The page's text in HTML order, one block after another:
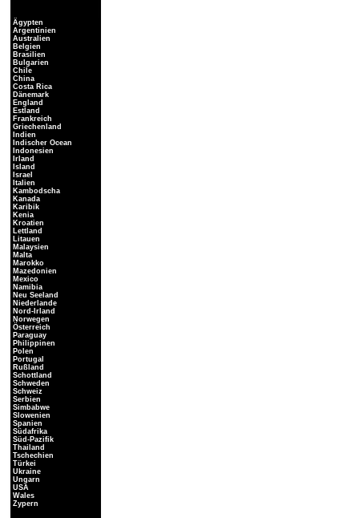
Ägypten
Argentinien
Australien
Belgien
Brasilien
Bulgarien
Chile
China
Costa Rica
Dänemark
England
Estland
Frankreich
Griechenland
Indien
Indischer Ocean
Indonesien
Irland
Island
Israel
Italien
Kambodscha
Kanada
Karibik
Kenia
Kroatien
Lettland
Litauen
Malaysien
Malta
Marokko
Mazedonien
Mexico
Namibia
Neu Seeland
Niederlande
Nord-Irland
Norwegen
Österreich
Paraguay
Philippinen
Polen
Portugal
Rußland
Schottland
Schweden
Schweiz
Serbien
Simbabwe
Slowenien
Spanien
Südafrika
Süd-Pazifik
Thailand
Tschechien
Türkei
Ukraine
Ungarn
USA
Wales
Zypern